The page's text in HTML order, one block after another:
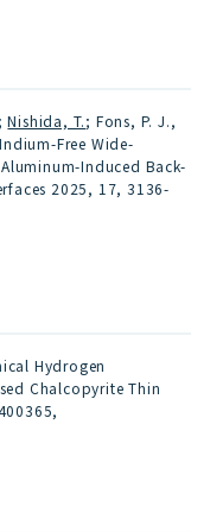
;Nishida, T.; Fons, P. J.,
Free Wide-
Induced Back-
2025, 17, 3136-
Hydrogen
Chalcopyrite Thin
,